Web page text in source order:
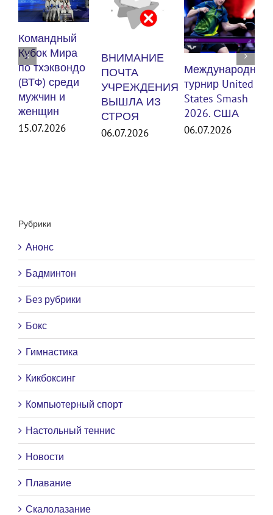
Командный
Кубок Мира
по тхэквондо
(ВТФ) среди
мужчин и
женщин
15.07.2026
ВНИМАНИЕ
ПОЧТА
УЧРЕЖДЕНИЯ
ВЫШЛА ИЗ
СТРОЯ
06.07.2026
Международный
турнир United
States Smash
2026. США
06.07.2026
Рубрики
Анонс
Бадминтон
Без рубрики
Бокс
Гимнастика
Кикбоксинг
Компьютерный спорт
Настольный теннис
Новости
Плавание
Скалолазание